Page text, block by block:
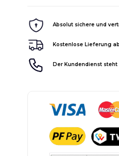
Absolut sichere und
Kostenlose Lieferung
Der Kundendienst